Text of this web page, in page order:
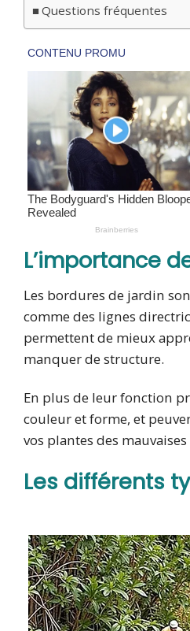
Questions fréquentes
L’importance
Les bordures de jardin
comme des lignes
permettent de mieux
manquer de structure.
En plus de leur fonction
couleur et forme, et
vos plantes des
Les différents